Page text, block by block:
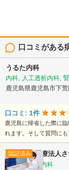
口コミがある
うるた内科
内科, 人工透析内科,
鹿児島県鹿児島市下
口コミ: 1件
鹿児島に帰省した際に
れます。そして質問に
認証済み 医療法人
内科, 循環器内科